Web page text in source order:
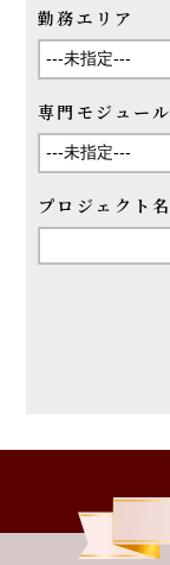
勤務エリア
専門モジュール
プロジェクト名